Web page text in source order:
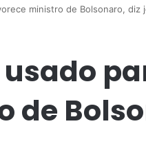
ministro de Bolsonaro, diz
de